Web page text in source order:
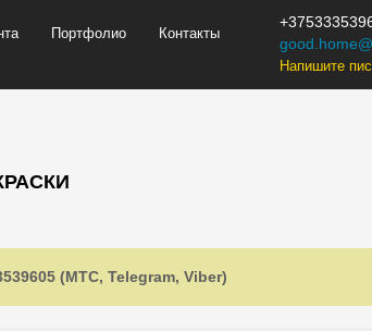
Напишите
Портфолио Контакты
(МТС, Telegram, Viber)